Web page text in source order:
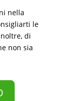
nella
le
di
non sia